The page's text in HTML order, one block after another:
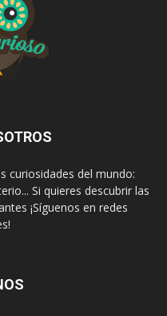
curiosidades del mundo:
Si quieres descubrir las
¡Síguenos en redes